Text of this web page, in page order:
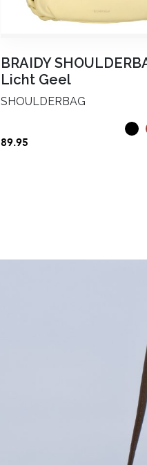
BRAIDY
Licht Geel
SHOULDERBAG
89.95